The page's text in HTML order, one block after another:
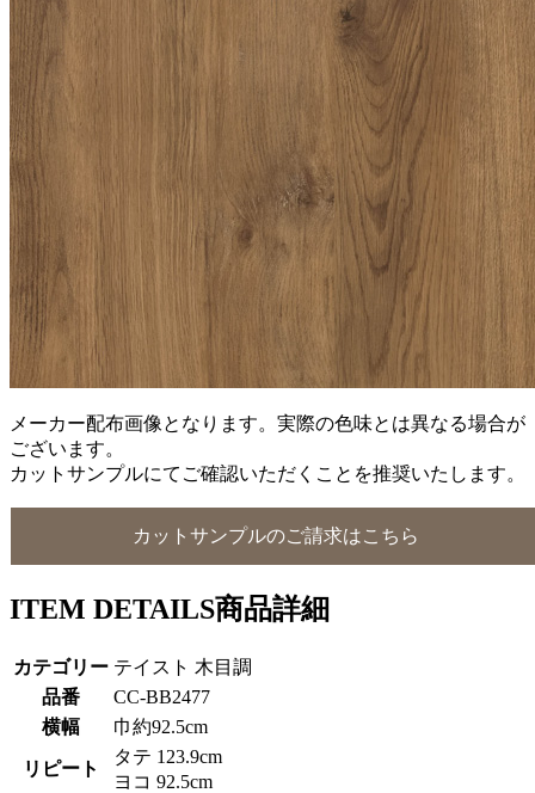
メーカー配布画像となります。実際の色味とは異なる場合が
ございます。
カットサンプルにてご確認いただくことを推奨いたします。
カットサンプルのご請求はこちら
ITEM DETAILS商品詳細
カテゴリー テイスト 木目調
品番
CC-BB2477
横幅
巾約92.5cm
リピート
タテ 123.9cm
ヨコ 92.5cm